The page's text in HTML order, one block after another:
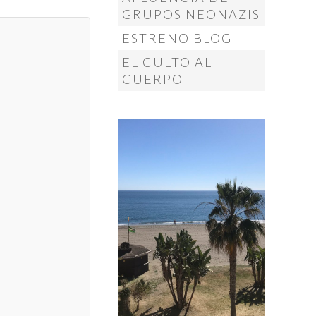
GRUPOS NEONAZIS
ESTRENO BLOG
EL CULTO AL
CUERPO
MÁS